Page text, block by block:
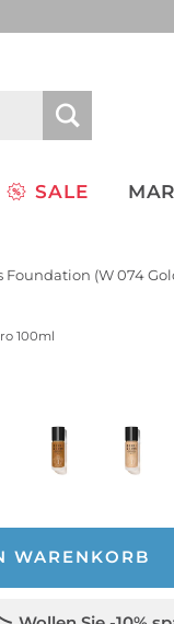
SALE
Foundation (W 074
100ml
WARENKORB